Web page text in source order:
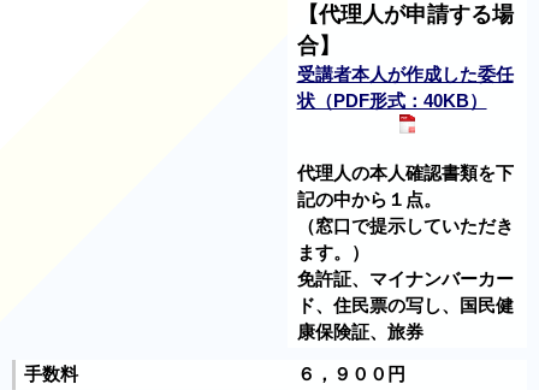
【代理人が申請する場
合】
受講者本人が作成した委任
状（PDF形式：40KB）
代理人の本人確認書類を下
記の中から１点。
（窓口で提示していただき
ます。）
免許証、マイナンバーカー
ド、住民票の写し、国民健
康保険証、旅券
手数料
６，９００円